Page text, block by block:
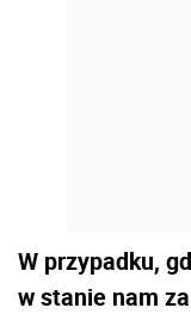
W przypadku,
w stanie nam